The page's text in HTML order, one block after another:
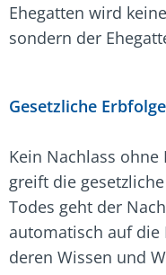
Ehegatten wird
sondern der
Gesetzliche Erbfolge
Kein Nachlass ohne
greift die
Todes geht der
automatisch auf die
deren Wissen und